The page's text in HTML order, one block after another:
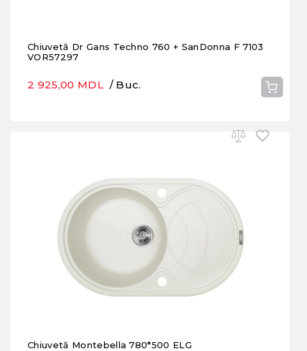
Chiuvetă Dr Gans Techno 760 + SanDonna F 7103
VOR57297
2 925,00 MDL / Buc.
Chiuvetă Montebella 780*500 ELG